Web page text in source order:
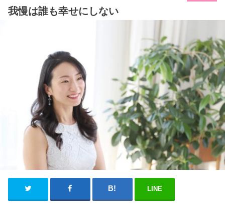
我慢は誰も幸せにしない
LINE